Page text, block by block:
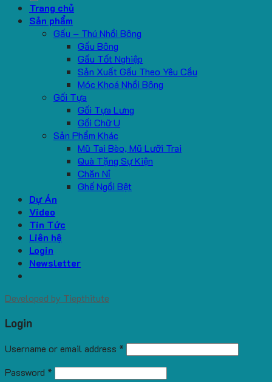
Trang chủ
Sản phẩm
Gấu – Thú Nhồi Bông
Gấu Bông
Gấu Tốt Nghiệp
Sản Xuất Gấu Theo Yêu Cầu
Móc Khoá Nhồi Bông
Gối Tựa
Gối Tựa Lưng
Gối Chữ U
Sản Phẩm Khác
Mũ Tai Bèo, Mũ Lưỡi Trai
Quà Tặng Sự Kiện
Chăn Nỉ
Ghế Ngồi Bệt
Dự Án
Video
Tin Tức
Liên hệ
Login
Newsletter
Developed by Tiepthitute
Login
Username or email address *
Password *